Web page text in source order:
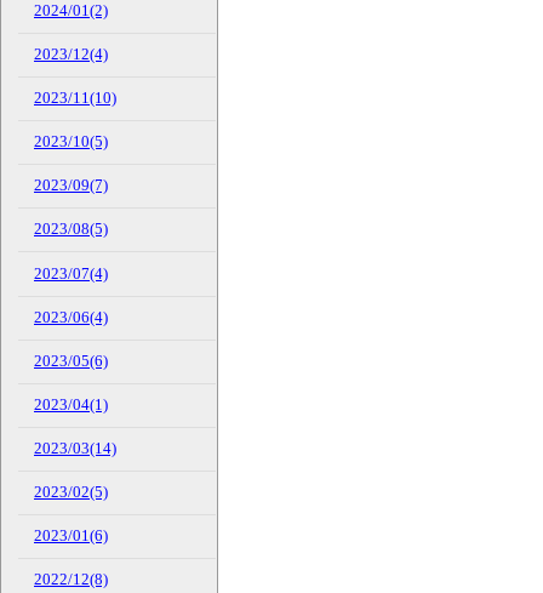
2024/01(2)
2023/12(4)
2023/11(10)
2023/10(5)
2023/09(7)
2023/08(5)
2023/07(4)
2023/06(4)
2023/05(6)
2023/04(1)
2023/03(14)
2023/02(5)
2023/01(6)
2022/12(8)